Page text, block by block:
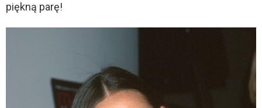
piękną parę!